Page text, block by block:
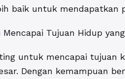
baik untuk mendapatkan
Tujuan Hidup
untuk mencapai tujuan
Dengan kemampuan